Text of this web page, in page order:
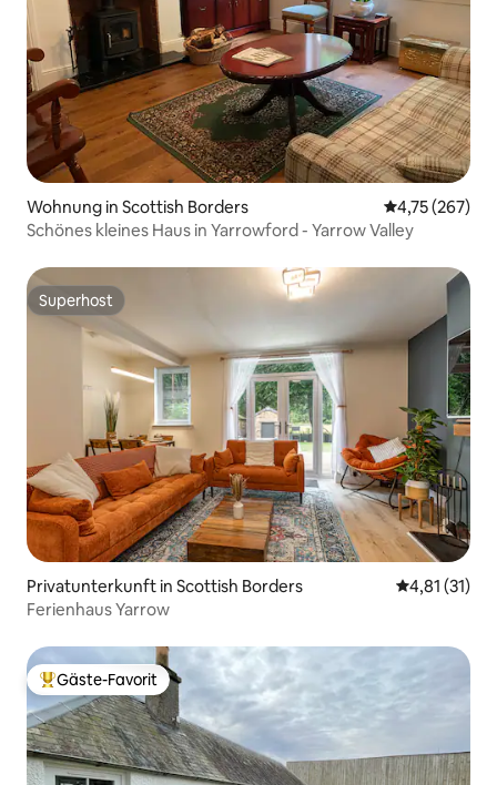
Wohnung in Scottish Borders
4,75 (267)
Schönes kleines Haus in Yarrowford - Yarrow Valley
Superhost
Superhost
Privatunterkunft in Scottish Borders
4,81 (31)
Ferienhaus Yarrow
Beliebter Gäste-Favorit.
Gäste-Favorit